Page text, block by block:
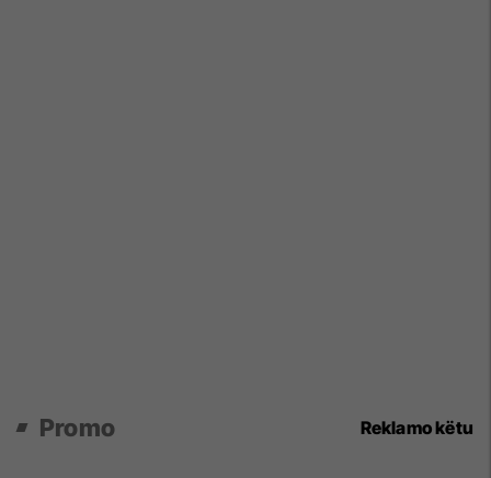
Promo Reklamo këtu